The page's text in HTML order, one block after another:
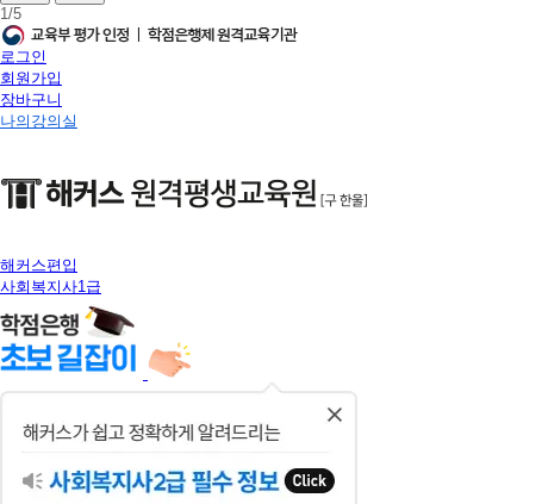
1/5
로그인
회원가입
장바구니
나의강의실
해커스편입
사회복지사1급